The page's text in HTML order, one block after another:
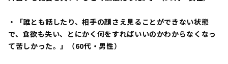
・「誰とも話したり、相手の顔さえ見ることができない状態
で、食欲も失い、とにかく何をすればいいのかわからなくなっ
て苦しかった。」（60代・男性）